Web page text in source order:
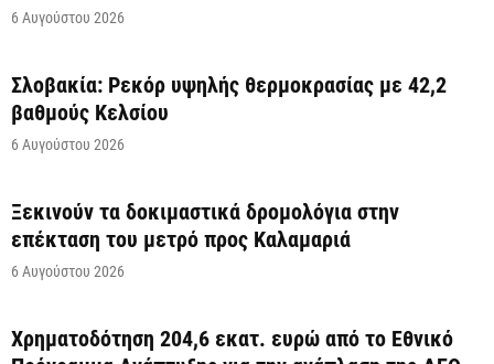
6 Αυγούστου 2026
Σλοβακία: Ρεκόρ υψηλής θερμοκρασίας με 42,2
βαθμούς Κελσίου
6 Αυγούστου 2026
Ξεκινούν τα δοκιμαστικά δρομολόγια στην
επέκταση του μετρό προς Καλαμαριά
6 Αυγούστου 2026
Χρηματοδότηση 204,6 εκατ. ευρώ από το Εθνικό